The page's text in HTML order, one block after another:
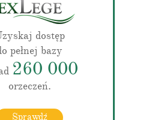
dostęp
pełnej bazy
260 000
orzeczeń.
Sprawdź